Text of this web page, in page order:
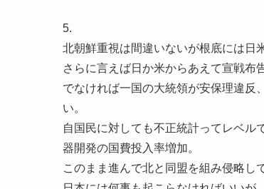
5.
北朝鮮重視は間違いないが根底には日
さらに言えば日か米からあえて宣戦布
でなければ一国の大統領が安保理違反
い。
自国民に対しても不正統計ってレベル
器開発の国費投入率増加。
このまま進んで北と同盟を組み侵略し